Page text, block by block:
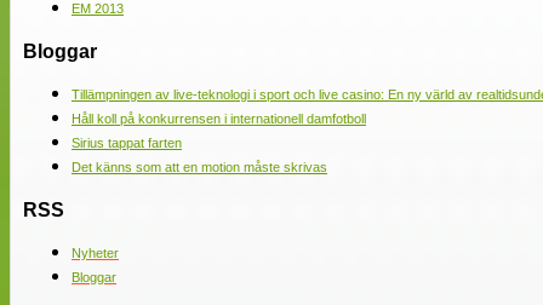
EM 2013
Bloggar
Tillämpningen av live-teknologi i sport och live casino: En ny värld av
Håll koll på konkurrensen i internationell damfotboll
Sirius tappat farten
Det känns som att en motion måste skrivas
RSS
Nyheter
Bloggar